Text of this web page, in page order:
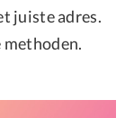
juiste adres.